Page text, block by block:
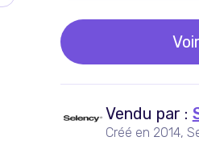
Vendu par :
Créé en 2014,